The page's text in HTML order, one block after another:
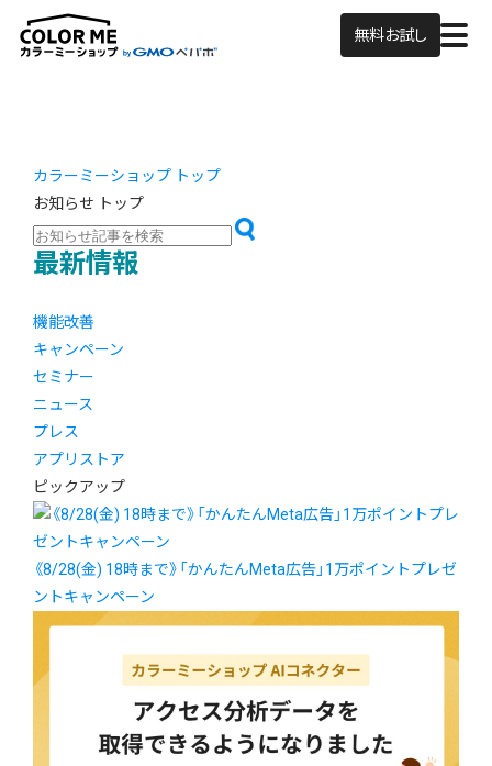
無料お試し
カラーミーショップ トップ
お知らせ トップ
最新情報
機能改善
キャンペーン
セミナー
ニュース
プレス
アプリストア
ピックアップ
《8/28(金) 18時まで》「かんたんMeta広告」1万ポイントプレゼ
ントキャンペーン